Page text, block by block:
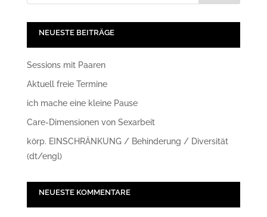
NEUESTE BEITRÄGE
Sessions mit Paaren
Aktuell freie Termine
ich mache eine kleine Pause
Care-Dimensionen von Sexarbeit
körp. EINSCHRÄNKUNG / Behinderung / Diversität
(dt/engl)
NEUESTE KOMMENTARE